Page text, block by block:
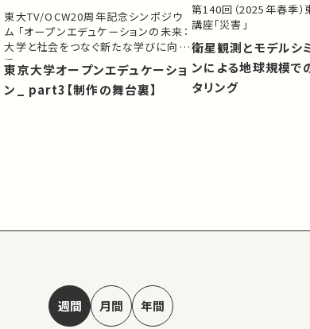
東大TV/OCW20周年記念シンポジウ
ム 「オープンエデュケーションの未来：
大学と社会をつなぐ新たな学びに向け
て」
東京大学オープンエデュケーショ
ン_ part3【制作の舞台裏】
第140回（2025年春季
講座「災害」
衛星観測とモデルシ
ンによる地球規模で
タリング
週間 月間 年間